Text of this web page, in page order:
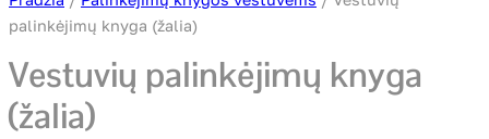
palinkėjimų knyga (žalia)
Vestuvių palinkėjimų knyga
(žalia)